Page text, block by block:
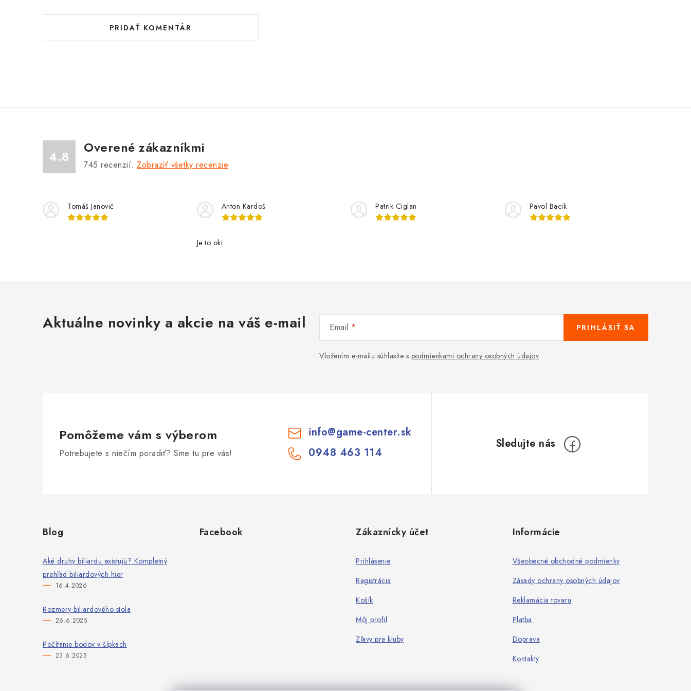
PRIDAŤ KOMENTÁR
4.8
Overené zákazníkmi
745 recenzií. Zobraziť všetky recenzie
Tomáš Janovič Anton Kardoš
Je to oki
Patrik Ciglan Pavol Bacik
Aktuálne novinky a akcie na váš e-mail Email
Vložením e-mailu súhlasíte s podmienkami ochrany osobných údajov
PRIHLÁSIŤ SA
Pomôžeme vám s výberom
Potrebujete s niečím poradiť? Sme tu pre vás!
info@game-center.sk
0948 463 114
Blog
Aké druhy biliardu existujú? Kompletný
prehľad biliardových hier
16.4.2026
Rozmery biliardového stola
26.6.2025
Počítanie bodov v šípkach
23.6.2025
Facebook Zákaznícky účet
Prihlásenie
Registrácia
Košík
Môj profil
Zľavy pre kluby
Informácie
Všeobecné obchodné podmienky
Zásady ochrany osobných údajov
Reklamácia tovaru
Platba
Doprava
Kontakty